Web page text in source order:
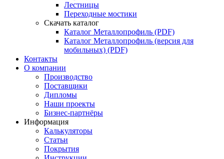
Лестницы
Переходные мостики
Скачать каталог
Каталог Металлопрофиль (PDF)
Каталог Металлопрофиль (версия для
мобильных) (PDF)
Контакты
О компании
Производство
Поставщики
Дипломы
Наши проекты
Бизнес-партнёры
Информация
Калькуляторы
Статьи
Покрытия